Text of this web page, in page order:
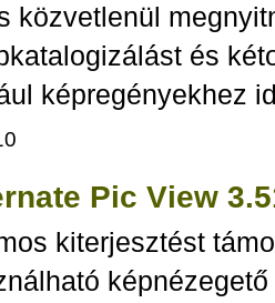
közvetlenül
és
képregényekhez
Pic View
kiterjesztést